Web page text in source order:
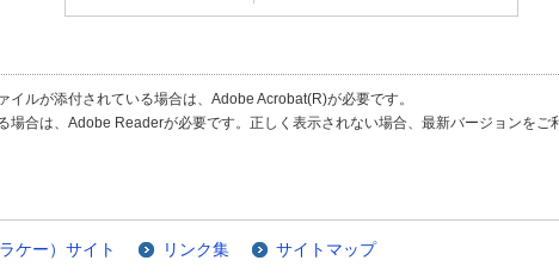
イルが添付されている場合は、Adobe Acrobat(R)が必要です。
場合は、Adobe Readerが必要です。正しく表示されない場合、最新バージョンをご
ケー）サイト リンク集 サイトマップ